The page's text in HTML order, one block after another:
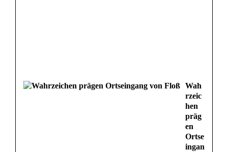
Wah
rzeic
hen
präg
en
Ortse
ingan